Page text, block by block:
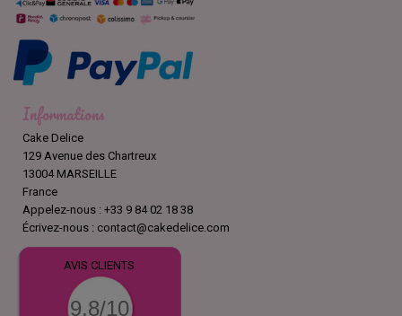
Informations
Cake Delice
129 Avenue des Chartreux
13004 MARSEILLE
France
Appelez-nous : +33 9 84 02 18 38
Écrivez-nous : contact@cakedelice.com
AVIS CLIENTS
9.8/10